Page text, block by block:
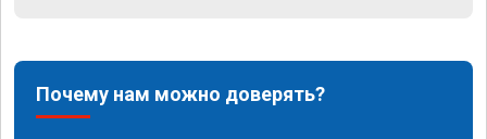
Почему нам можно доверять?